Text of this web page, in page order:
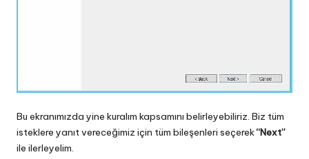
Bu ekranımızda yine kuralım kapsamını belirleyebiliriz. Biz tüm
isteklere yanıt vereceğimiz için tüm bileşenleri seçerek“Next”
ile ilerleyelim.